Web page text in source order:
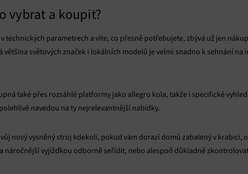
vybrat a koupit?
technických parametrech a víte, co přesně potřebujete, zbývá už jen
většina světových značek i lokálních modelů je velmi snadno k sehnání na
také přes rozsáhlé platformy jako allegro kola, takže i specifické
navedou na ty nejrelevantnější nabídky.
nový vysněný stroj kdekoli, pokud vám dorazí domů zabalený v krabici,
náročnější vyjížďkou odborně seřídit, nebo alespoň důkladně